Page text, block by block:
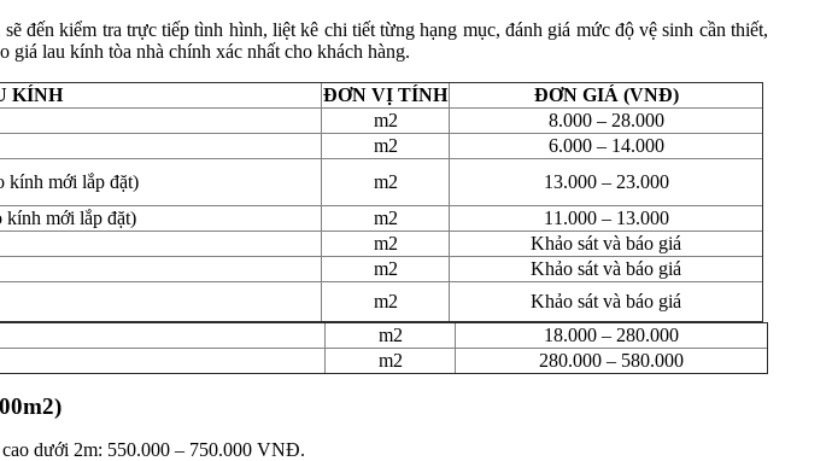
đến kiểm tra trực tiếp tình hình, liệt kê chi tiết từng hạng mục, đánh giá mức độ vệ sinh cần thiết,
giá lau kính tòa nhà chính xác nhất cho khách hàng.
KÍNH ĐƠN VỊ TÍNH
ĐƠN GIÁ (VNĐ)
m2
8.000 – 28.000
m2
6.000 – 14.000
kính mới lắp đặt) m2
13.000 – 23.000
kính mới lắp đặt) m2
11.000 – 13.000
m2
Khảo sát và báo giá
m2
Khảo sát và báo giá
m2
Khảo sát và báo giá
m2
18.000 – 280.000
m2 280.000 – 580.000
dưới 2m: 550.000 – 750.000 VNĐ.